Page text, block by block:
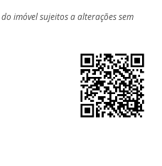
imóvel sujeitos a alterações sem